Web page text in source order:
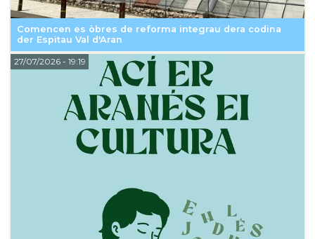
Comencen es òbres de reforma integrau dera codina
der Espitau Val d'Aran
27/07/2026- 19:19